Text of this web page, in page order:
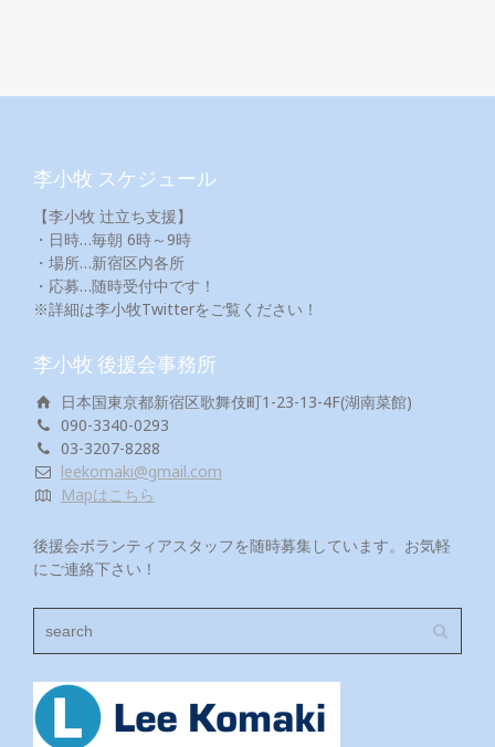
李小牧 スケジュール
【李小牧 辻立ち支援】
・日時…毎朝 6時～9時
・場所…新宿区内各所
・応募…随時受付中です！
※詳細は李小牧Twitterをご覧ください！
李小牧 後援会事務所
日本国東京都新宿区歌舞伎町1-23-13-4F(湖南菜館)
090-3340-0293
03-3207-8288
leekomaki@gmail.com
Mapはこちら
後援会ボランティアスタッフを随時募集しています。お気軽
にご連絡下さい！